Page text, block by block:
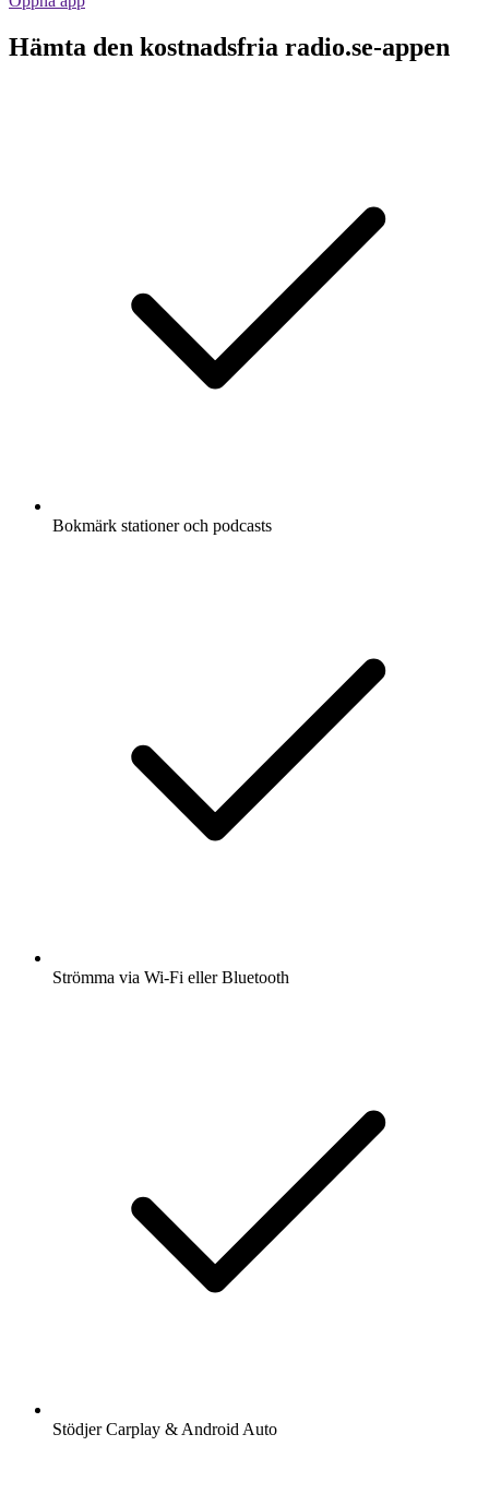
Hämta den kostnadsfria radio.se-appen
Bokmärk stationer och podcasts
Strömma via Wi-Fi eller Bluetooth
Stödjer Carplay & Android Auto